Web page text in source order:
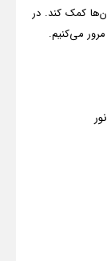
کمک کند. در
می‌کنیم.